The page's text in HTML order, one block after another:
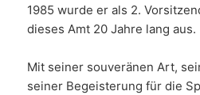
1985 wurde er als 2.
dieses Amt 20 Jahre lang aus.
Mit seiner souveränen Art,
seiner Begeisterung für die